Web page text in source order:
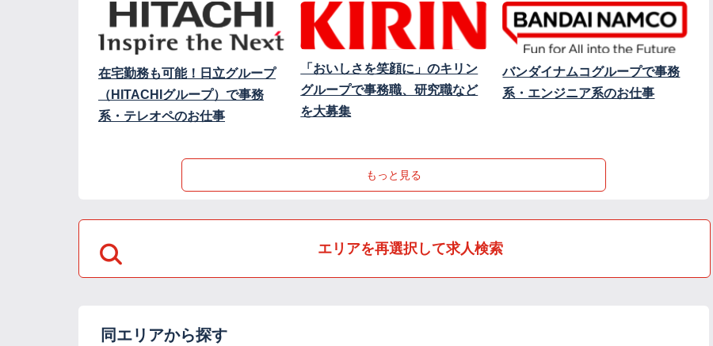
在宅勤務も可能！日立グループ
（HITACHIグループ）で事務
系・テレオペのお仕事
「おいしさを笑顔に」のキリン
グループで事務職、研究職など
を大募集
バンダイナムコグループで事務
系・エンジニア系のお仕事
もっと見る
エリアを再選択して求人検索
同エリアから探す